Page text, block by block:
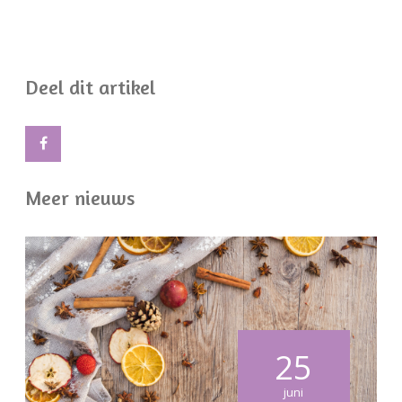
Deel dit artikel
Meer nieuws
25
juni